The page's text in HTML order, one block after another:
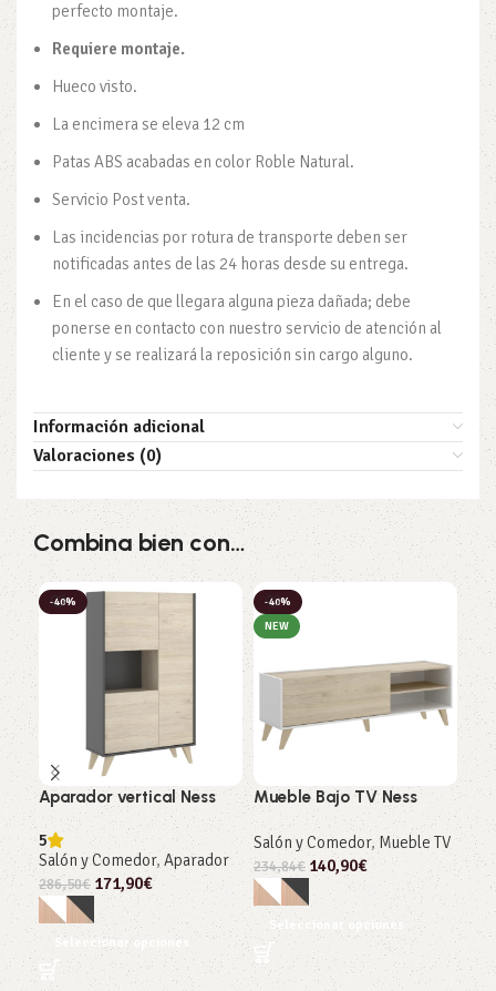
perfecto montaje.
Requiere montaje.
Hueco visto.
La encimera se eleva 12 cm
Patas ABS acabadas en color Roble Natural.
Servicio Post venta.
Las incidencias por rotura de transporte deben ser
notificadas antes de las 24 horas desde su entrega.
En el caso de que llegara alguna pieza dañada; debe
ponerse en contacto con nuestro servicio de atención al
cliente y se realizará la reposición sin cargo alguno.
Información adicional
Valoraciones (0)
Combina bien con…
-40%
Aparador vertical Ness
5
Salón y Comedor, Aparador
286,50€ 171,90€
Seleccionar opciones
-40%
NEW
Mueble Bajo TV Ness
Salón y Comedor, Mueble TV
234,84€ 140,90€
Seleccionar opciones
-
5